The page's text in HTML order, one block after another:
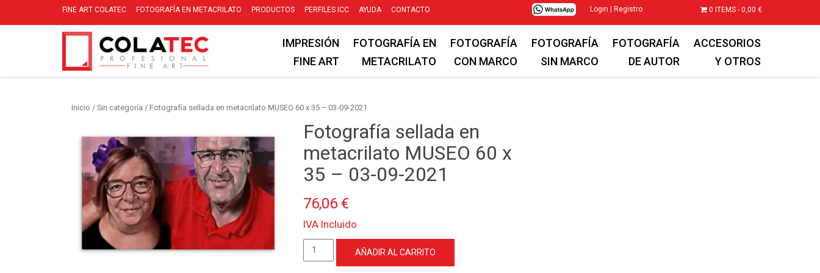
FINE ART COLATEC FOTOGRAFÍA EN METACRILATO PRODUCTOS PERFILES ICC AYUDA CONTACTO 0 ITEMS - 0,00 €
Login | Registro
IMPRESIÓN
FINE ART
FOTOGRAFÍA EN
METACRILATO
FOTOGRAFÍA
CON MARCO
FOTOGRAFÍA
SIN MARCO
FOTOGRAFÍA
DE AUTOR
ACCESORIOS
Y OTROS
Inicio / Sin categoría / Fotografía sellada en metacrilato MUSEO 60 x 35 – 03-09-2021
Fotografía sellada en
metacrilato MUSEO 60 x
35 – 03-09-2021
76,06 €
IVA Incluido
Fotografía
sellada
AÑADIR AL CARRITO